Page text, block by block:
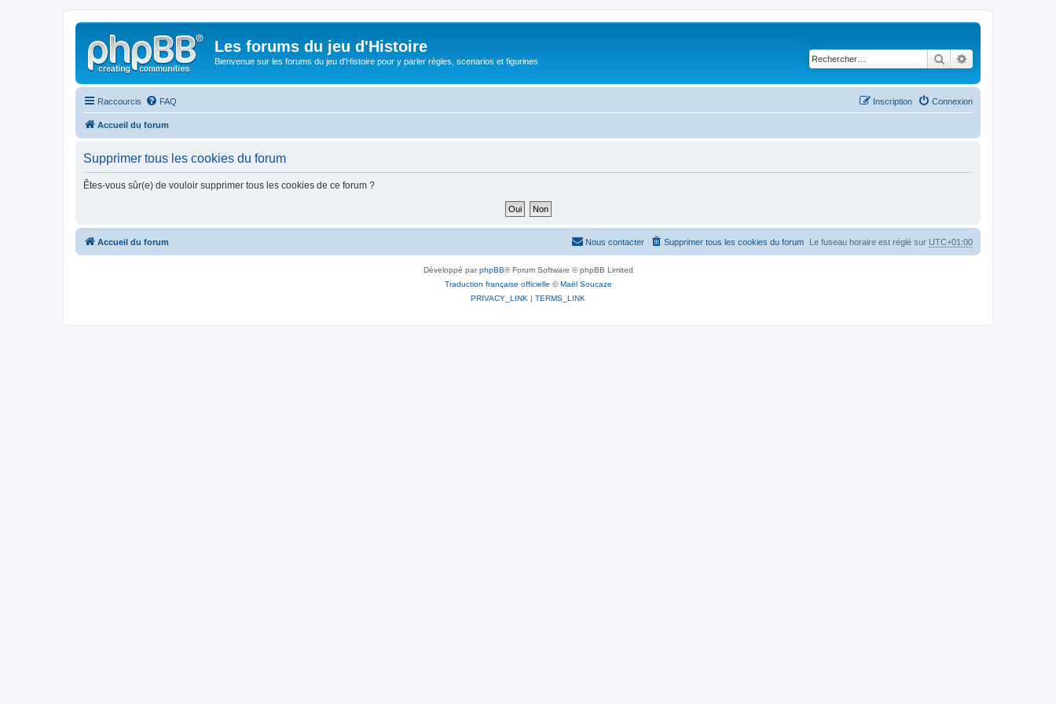
Les forums du jeu d'Histoire
Bienvenue sur les forums du jeu d'Histoire pour y parler règles, scenarios et figurines Rechercher
Raccourcis FAQ Connexion
Inscription
Accueil du forum
Supprimer tous les cookies du forum
Êtes-vous sûr(e) de vouloir supprimer tous les cookies de ce forum ?
Accueil du forum Le fuseau horaire est réglé sur UTC+01:00
Supprimer tous les cookies du forum
Nous contacter
Développé parphpBB® Forum Software © phpBB Limited
Traduction française officielle ©Maël Soucaze
PRIVACY_LINK | TERMS_LINK